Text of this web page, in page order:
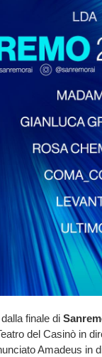
finale di
del Casinò in
Amadeus in